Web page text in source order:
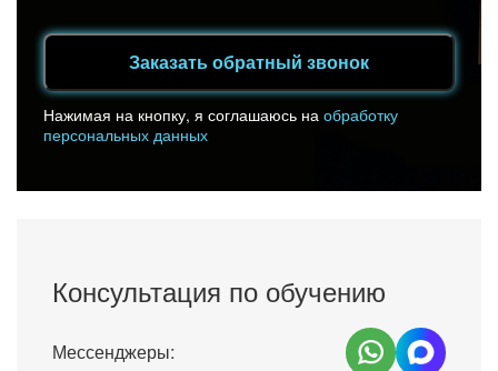
Заказать обратный звонок
Нажимая на кнопку, я соглашаюсь на обработку
персональных данных
Консультация по обучению
Мессенджеры: